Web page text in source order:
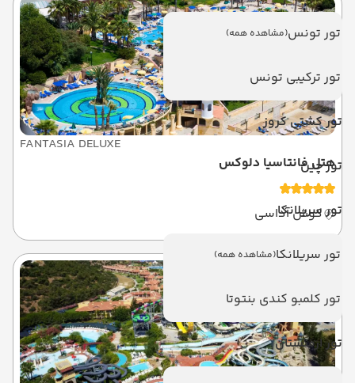
تور تونس(مشاهده همه)
تور ترکیبی تونس
تور کشتی کروز
تور چین
تور سریلانکا
تور سریلانکا(مشاهده همه)
تور کلمبو کندی بنتوتا
تور ارمنستان
FANTASIA DELUXE
هتل فانتاسیا دلوکس
کوش آداسی